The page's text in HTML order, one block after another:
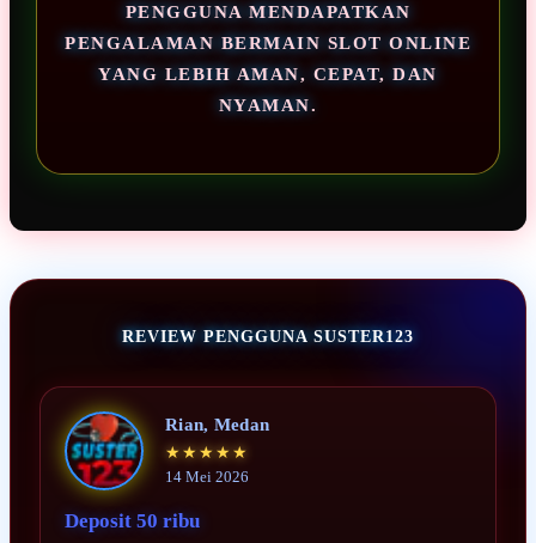
PENGGUNA MENDAPATKAN
PENGALAMAN BERMAIN SLOT ONLINE
YANG LEBIH AMAN, CEPAT, DAN
NYAMAN.
REVIEW PENGGUNA SUSTER123
Rian, Medan
★★★★★
14 Mei 2026
Deposit 50 ribu